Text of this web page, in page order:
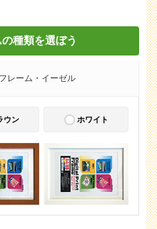
種類を選ぼう
レーム・イーゼル
ウン ホワイト